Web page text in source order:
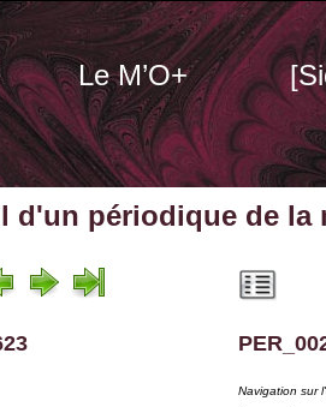
Le M’O+
d'un périodique de la
Navigation sur